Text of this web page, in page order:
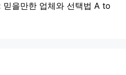
믿을만한 업체와 선택법 A to